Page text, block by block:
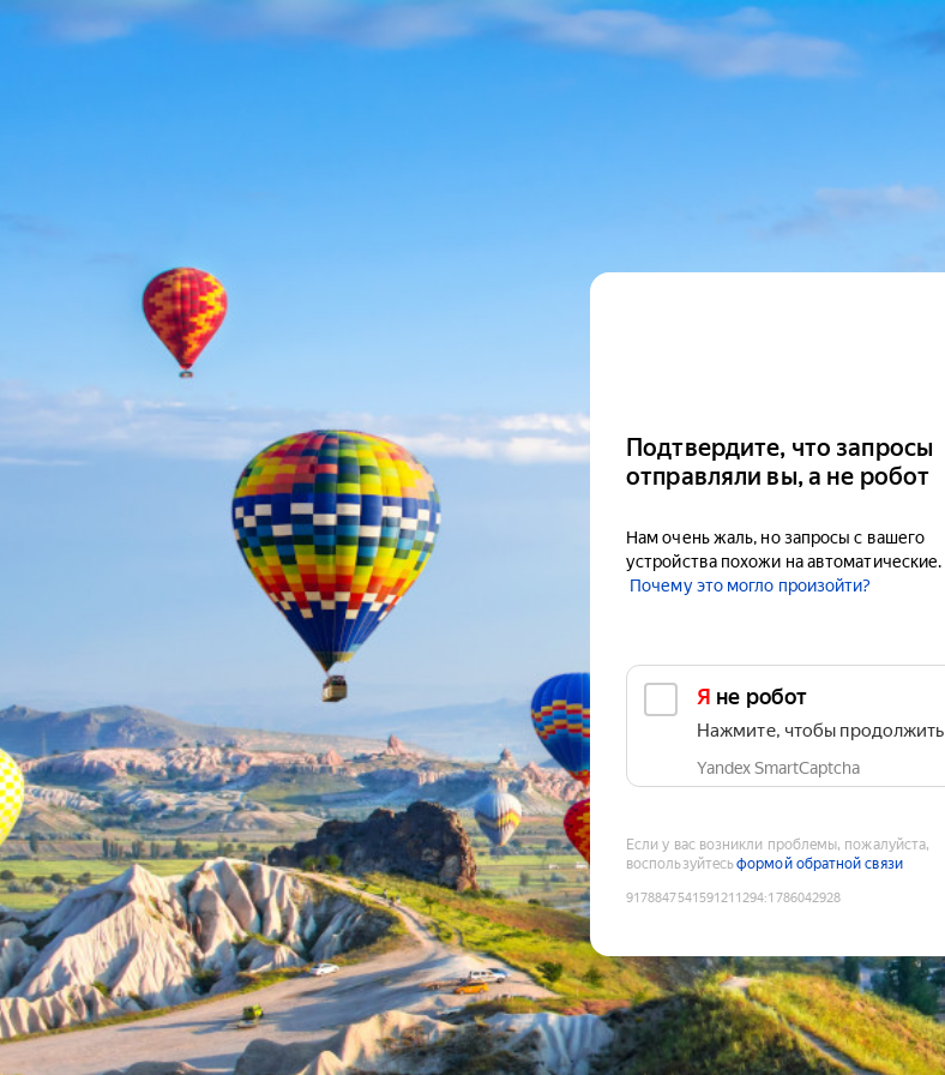
Подтвердите, что запросы
отправляли вы, а не робот
Нам очень жаль, но запросы с вашего
устройства похожи на автоматические.
Почему это могло произойти?
Я не робот
Нажмите, чтобы продолжить
Yandex SmartCaptcha
Если у вас возникли проблемы, пожалуйста,
воспользуйтесьформой обратной связи
9178847541591211294:1786042928